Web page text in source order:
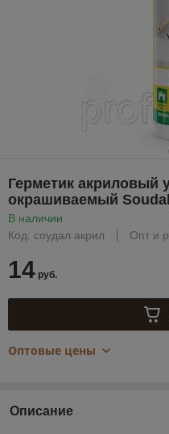
Герметик акриловый
окрашиваемый
В наличии
Код: соудал акрил
Опт и
14 руб.
Оптовые цены
Описание